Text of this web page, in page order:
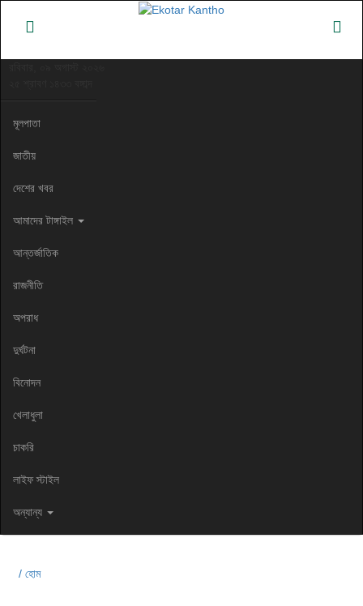
মূলপাতা
জাতীয়
দেশের খবর
আমাদের টাঙ্গাইল
আন্তর্জাতিক
রাজনীতি
অপরাধ
দুর্ঘটনা
বিনোদন
খেলাধুলা
চাকরি
লাইফ স্টাইল
অন্যান্য
/ হোম